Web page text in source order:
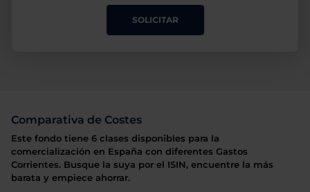
SOLICITAR
Comparativa de Costes
Este fondo tiene 6 clases disponibles para la
comercialización en España con diferentes Gastos
Corrientes. Busque la suya por el ISIN, encuentre la más
barata y empiece ahorrar.